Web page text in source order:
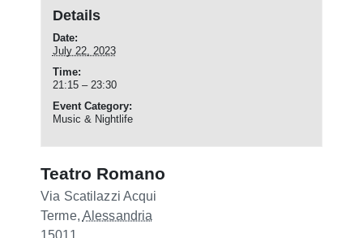
Details
Date:
July 22, 2023
Time:
21:15 – 23:30
Event Category:
Music & Nightlife
Teatro Romano
Via Scatilazzi Acqui
Terme, Alessandria
15011